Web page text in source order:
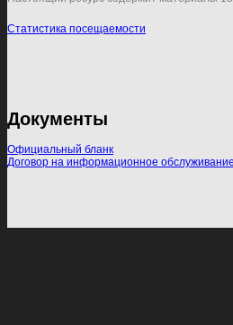
Статистика посещаемости
Документы
Официальный бланк
Договор на информационное обслуживание